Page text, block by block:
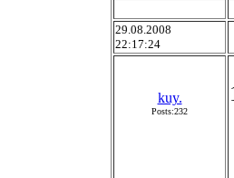
29.08.2008
22:17:24
kuy.
Posts:232